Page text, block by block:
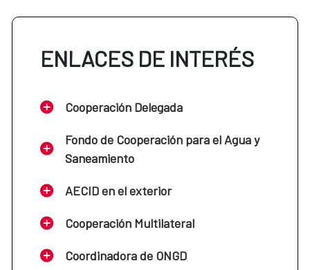
ENLACES DE INTERÉS
Cooperación Delegada
Fondo de Cooperación para el Agua y
Saneamiento
AECID en el exterior
Cooperación Multilateral
Coordinadora de ONGD